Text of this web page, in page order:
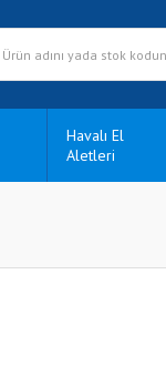
Havalı El
Aletleri